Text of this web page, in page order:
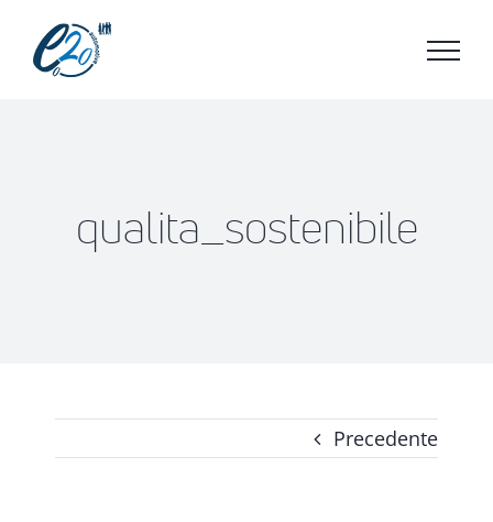
contenuto
qualita_sostenibile
Precedente